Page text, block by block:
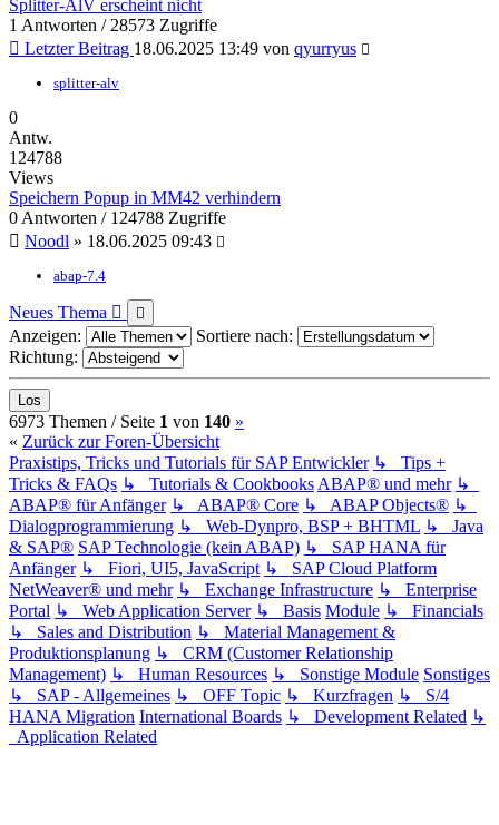
Splitter-AlV erscheint nicht
1 Antworten / 28573 Zugriffe
Letzter Beitrag 18.06.2025 13:49 von qyurryus
splitter-alv
0
Antw.
124788
Views
Speichern Popup in MM42 verhindern
0 Antworten / 124788 Zugriffe
Noodl » 18.06.2025 09:43
abap-7.4
Neues Thema
Anzeigen:
Sortiere nach:
Richtung:
6973 Themen / Seite 1 von 140 (current)
»
« Zurück zur Foren-Übersicht
Praxistips, Tricks und Tutorials für SAP Entwickler ↳ Tips +
Tricks & FAQs ↳ Tutorials & Cookbooks ABAP® und mehr ↳
ABAP® für Anfänger ↳ ABAP® Core ↳ ABAP Objects® ↳
Dialogprogrammierung ↳ Web-Dynpro, BSP + BHTML ↳ Java
& SAP® SAP Technologie (kein ABAP) ↳ SAP HANA für
Anfänger ↳ Fiori, UI5, JavaScript ↳ SAP Cloud Platform
NetWeaver® und mehr ↳ Exchange Infrastructure ↳ Enterprise
Portal ↳ Web Application Server ↳ Basis Module ↳ Financials
↳ Sales and Distribution ↳ Material Management &
Produktionsplanung ↳ CRM (Customer Relationship
Management) ↳ Human Resources ↳ Sonstige Module Sonstiges
↳ SAP - Allgemeines ↳ OFF Topic ↳ Kurzfragen ↳ S/4
HANA Migration International Boards ↳ Development Related ↳
Application Related